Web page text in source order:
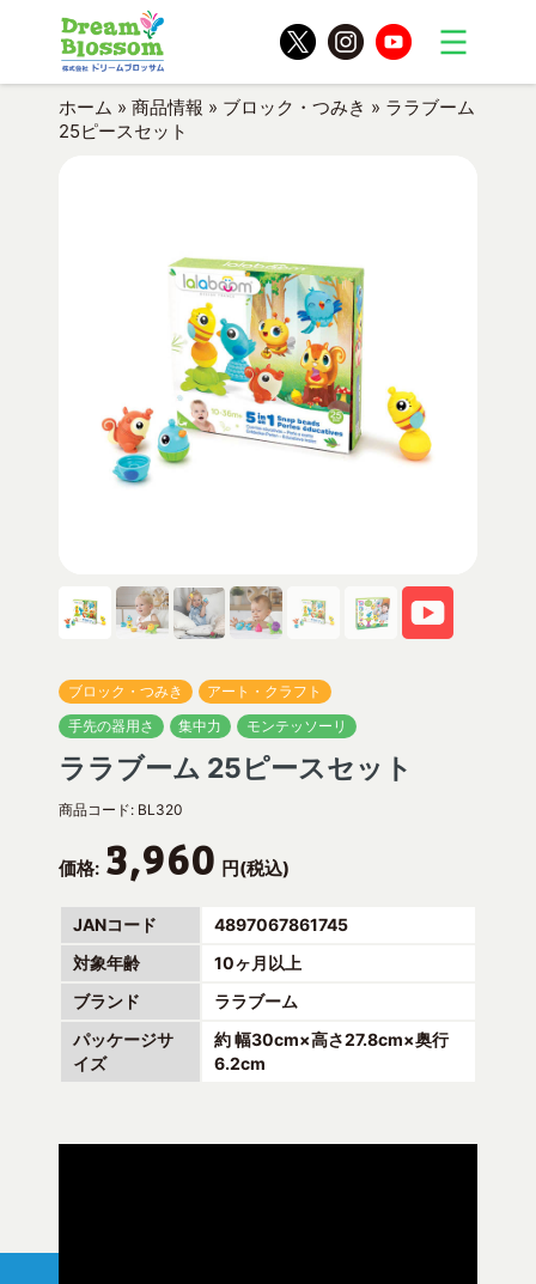
ホーム » 商品情報 » ブロック・つみき » ララブーム
25ピースセット
ブロック・つみき
アート・クラフト
手先の器用さ
集中力 モンテッソーリ
ララブーム 25ピースセット
商品コード: BL320
価格: 3,960 円(税込)
JANコード
4897067861745
対象年齢
10ヶ月以上
ブランド
ララブーム
パッケージサ
イズ
約 幅30cm×高さ27.8cm×奥行
6.2cm